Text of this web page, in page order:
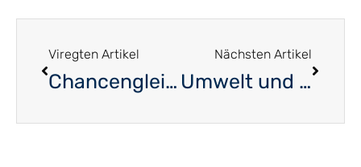
Viregten Artikel
Chancengleichheit – Die Situation in Luxemburg
Nächsten Artikel
Umwelt und Medizin Hand in Hand